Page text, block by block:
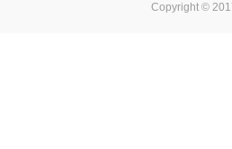
Copyright ©